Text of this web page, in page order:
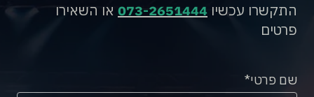
התקשרו עכשיו 073-2651444 או השאירו
פרטים
שם פרטי